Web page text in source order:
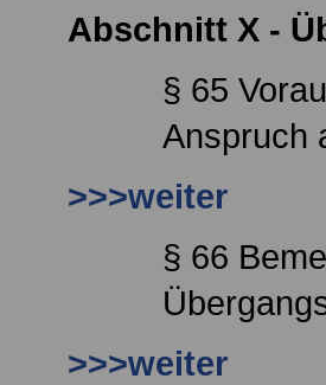
Abschnitt X -
§ 65
Anspruch
>>>weiter
§ 66
>>>weiter